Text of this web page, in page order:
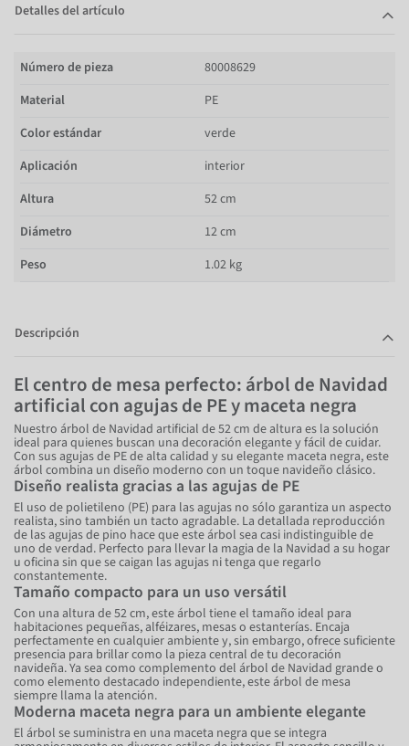
Detalles del artículo
Número de pieza
80008629
Material
PE
Color estándar
verde
Aplicación
interior
Altura
52 cm
Diámetro
12 cm
Peso
1.02 kg
Descripción
El centro de mesa perfecto: árbol de Navidad
artificial con agujas de PE y maceta negra
Nuestro árbol de Navidad artificial de 52 cm de altura es la solución
ideal para quienes buscan una decoración elegante y fácil de cuidar.
Con sus agujas de PE de alta calidad y su elegante maceta negra, este
árbol combina un diseño moderno con un toque navideño clásico.
Diseño realista gracias a las agujas de PE
El uso de polietileno (PE) para las agujas no sólo garantiza un aspecto
realista, sino también un tacto agradable. La detallada reproducción
de las agujas de pino hace que este árbol sea casi indistinguible de
uno de verdad. Perfecto para llevar la magia de la Navidad a su hogar
u oficina sin que se caigan las agujas ni tenga que regarlo
constantemente.
Tamaño compacto para un uso versátil
Con una altura de 52 cm, este árbol tiene el tamaño ideal para
habitaciones pequeñas, alféizares, mesas o estanterías. Encaja
perfectamente en cualquier ambiente y, sin embargo, ofrece suficiente
presencia para brillar como la pieza central de tu decoración
navideña. Ya sea como complemento del árbol de Navidad grande o
como elemento destacado independiente, este árbol de mesa
siempre llama la atención.
Moderna maceta negra para un ambiente elegante
El árbol se suministra en una maceta negra que se integra